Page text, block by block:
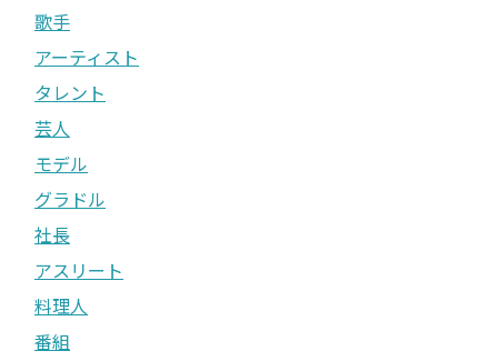
歌手
アーティスト
タレント
芸人
モデル
グラドル
社長
アスリート
料理人
番組